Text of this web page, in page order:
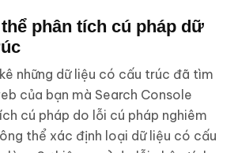
phân tích cú pháp dữ
những dữ liệu có cấu trúc đã tìm
của bạn mà Search Console
cú pháp do lỗi cú pháp nghiêm
thể xác định loại dữ liệu có cấu